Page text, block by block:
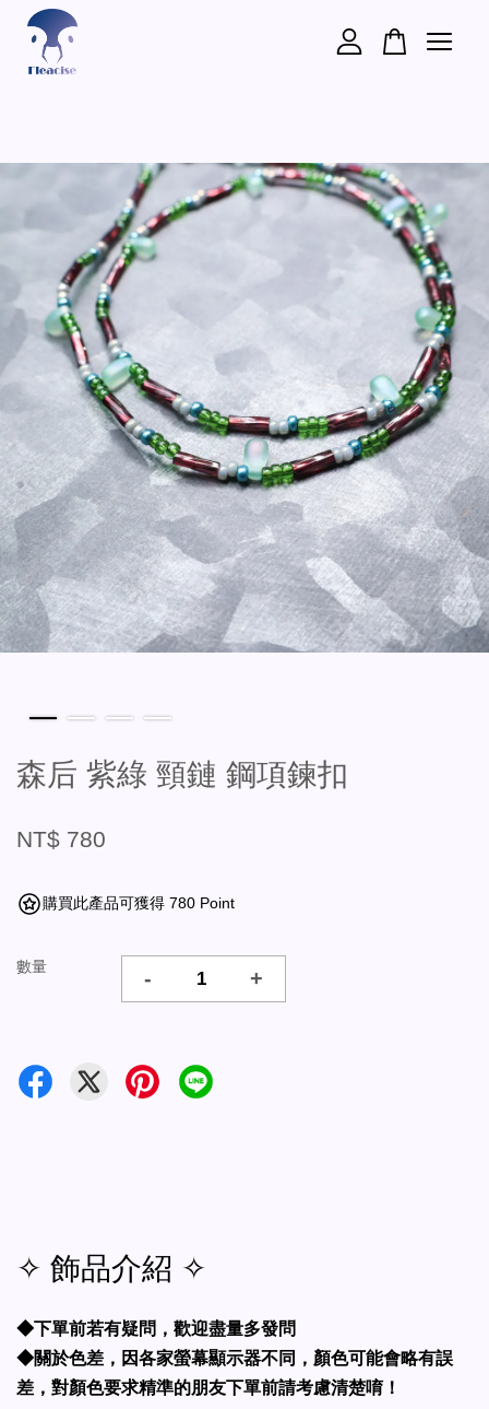
森后 紫綠 頸鏈 鋼項鍊扣
NT$ 780
購買此產品可獲得 780 Point
數量 - +
✧ 飾品介紹 ✧
◆下單前若有疑問，歡迎盡量多發問
◆關於色差，因各家螢幕顯示器不同，顏色可能會略有誤
差，對顏色要求精準的朋友下單前請考慮清楚唷！
繼續購物